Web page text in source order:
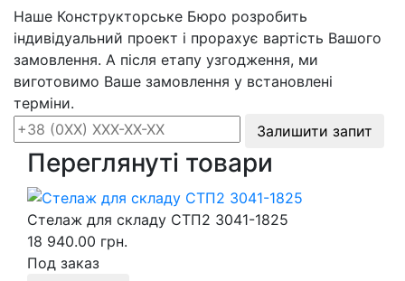
Наше Конструкторське Бюро розробить
індивідуальний проект і прорахує вартість Вашого
замовлення. А після етапу узгодження, ми
виготовимо Ваше замовлення у встановлені
терміни.
Залишити запит
Переглянуті товари
Стелаж для складу СТП2 3041-1825
18 940.00 грн.
Под заказ